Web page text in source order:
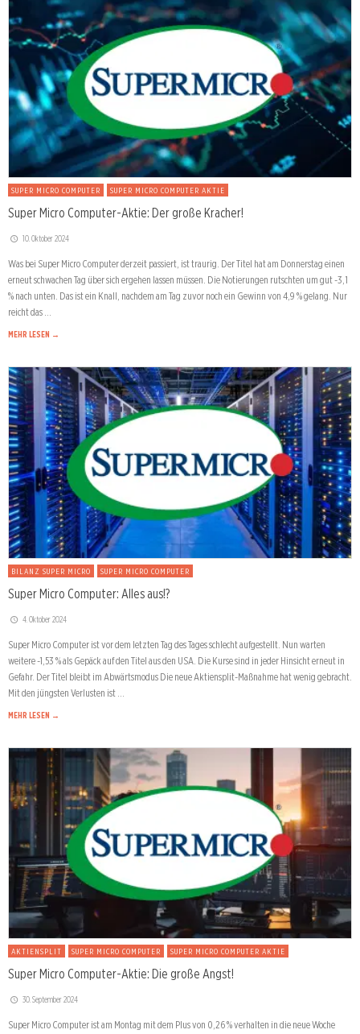
SUPER MICRO COMPUTER SUPER MICRO COMPUTER AKTIE
Super Micro Computer-Aktie: Der große Kracher!
10. Oktober 2024
Was bei Super Micro Computer derzeit passiert, ist traurig. Der Titel hat am Donnerstag einen
erneut schwachen Tag über sich ergehen lassen müssen. Die Notierungen rutschten um gut -3,1
% nach unten. Das ist ein Knall, nachdem am Tag zuvor noch ein Gewinn von 4,9 % gelang. Nur
reicht das …
MEHR LESEN →
BILANZ SUPER MICRO SUPER MICRO COMPUTER
Super Micro Computer: Alles aus!?
4. Oktober 2024
Super Micro Computer ist vor dem letzten Tag des Tages schlecht aufgestellt. Nun warten
weitere -1,53 % als Gepäck auf den Titel aus den USA. Die Kurse sind in jeder Hinsicht erneut in
Gefahr. Der Titel bleibt im Abwärtsmodus Die neue Aktiensplit-Maßnahme hat wenig gebracht.
Mit den jüngsten Verlusten ist …
MEHR LESEN →
AKTIENSPLIT SUPER MICRO COMPUTER SUPER MICRO COMPUTER AKTIE
Super Micro Computer-Aktie: Die große Angst!
30. September 2024
Super Micro Computer ist am Montag mit dem Plus von 0,26 % verhalten in die neue Woche